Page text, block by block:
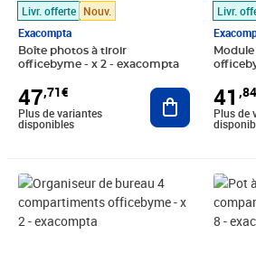
Livr. offerte Nouv.
Exacompta
Boîte photos à tiroir
officebyme - x 2 - exacompta
47,71€
Plus de variantes
disponibles
Ajouter au
Livr.
41
Plus de
Prix 61,03€ Prix